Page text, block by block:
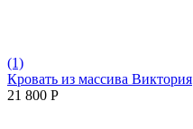
(1)
Кровать из массива Виктория
21 800 Р